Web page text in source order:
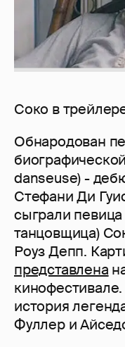
Соко в
Обнародован
danseuse) -
Стефани Ди
сыграли певица
танцовщица)
Роуз Депп.
представлена
история
Фуллер и